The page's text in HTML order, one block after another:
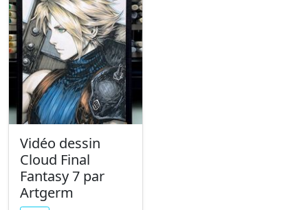
Vidéo dessin
Cloud Final
Fantasy 7 par
Artgerm